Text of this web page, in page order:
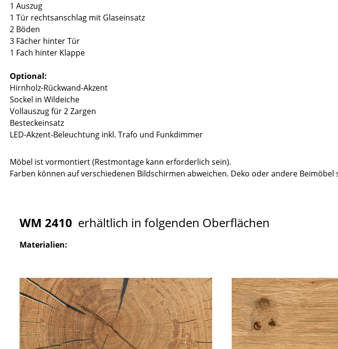
1 Auszug
1 Tür rechtsanschlag mit Glaseinsatz
2 Böden
3 Fächer hinter Tür
1 Fach hinter Klappe
Optional:
Hirnholz-Rückwand-Akzent
Sockel in Wildeiche
Vollauszug für 2 Zargen
Besteckeinsatz
LED-Akzent-Beleuchtung inkl. Trafo und Funkdimmer
Möbel ist vormontiert (Restmontage kann erforderlich sein).
Farben können auf verschiedenen Bildschirmen abweichen. Deko oder andere
WM 2410 erhältlich in folgenden Oberflächen
Materialien: